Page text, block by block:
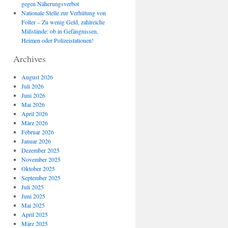
gegen Näherungsverbot
Nationale Stelle zur Verhütung von
Folter – Zu wenig Geld, zahlreiche
Mißstände: ob in Gefängnissen,
Heimen oder Polizeistationen!
Archives
August 2026
Juli 2026
Juni 2026
Mai 2026
April 2026
März 2026
Februar 2026
Januar 2026
Dezember 2025
November 2025
Oktober 2025
September 2025
Juli 2025
Juni 2025
Mai 2025
April 2025
März 2025